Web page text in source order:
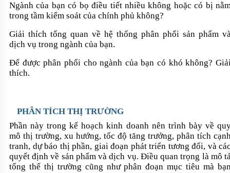
Ngành của bạn có bọ điều tiết nhiều không hoặc có bị
trong tầm kiểm soát của chính phủ không?
Giải thích tổng quan về hệ thống phân phối sản phẩm
dịch vụ trong ngành của bạn.
Để được phân phối cho ngành của bạn có khó không?
thích.
PHÂN TÍCH THỊ TRƯỜNG
Phần này trong kế hoạch kinh doanh nên trình bày về
mô thị trường, xu hướng, tốc độ tăng trưởng, phân tích
tranh, dự báo thị phần, giai đoạn phát triển tương đối, và
quyết định về sản phẩm và dịch vụ. Điều quan trọng là mô
tổng thể thị trường cũng như phân đoạn mục tiêu mà